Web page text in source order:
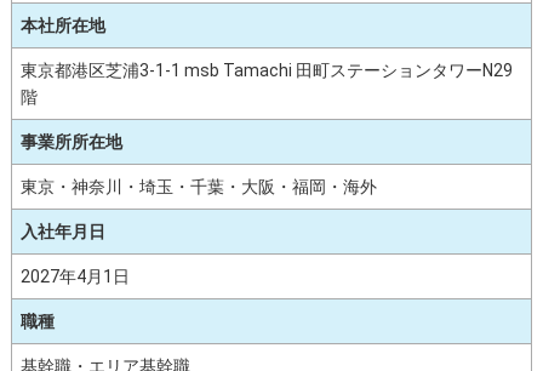
本社所在地
東京都港区芝浦3-1-1 msb Tamachi 田町ステーションタワーN29
階
事業所所在地
東京・神奈川・埼玉・千葉・大阪・福岡・海外
入社年月日
2027年4月1日
職種
基幹職・エリア基幹職